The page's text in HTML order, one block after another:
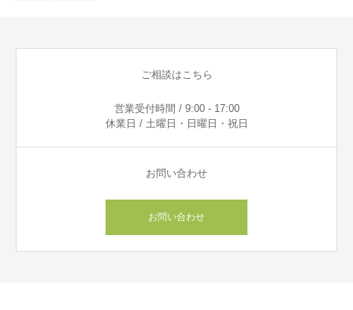
ご相談はこちら
営業受付時間 / 9:00 - 17:00
休業日 / 土曜日・日曜日・祝日
お問い合わせ
お問い合わせ